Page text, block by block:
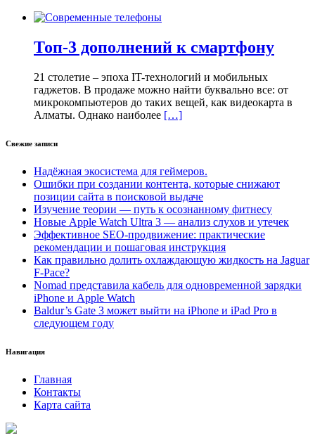
Топ-3 дополнений к смартфону
21 столетие – эпоха IT-технологий и мобильных
гаджетов. В продаже можно найти буквально все: от
микрокомпьютеров до таких вещей, как видеокарта в
Алматы. Однако наиболее […]
Свежие записи
Надёжная экосистема для геймеров.
Ошибки при создании контента, которые снижают
позиции сайта в поисковой выдаче
Изучение теории — путь к осознанному фитнесу
Новые Apple Watch Ultra 3 — анализ слухов и утечек
Эффективное SEO-продвижение: практические
рекомендации и пошаговая инструкция
Как правильно долить охлаждающую жидкость на Jaguar
F-Pace?
Nomad представила кабель для одновременной зарядки
iPhone и Apple Watch
Baldur’s Gate 3 может выйти на iPhone и iPad Pro в
следующем году
Навигация
Главная
Контакты
Карта сайта